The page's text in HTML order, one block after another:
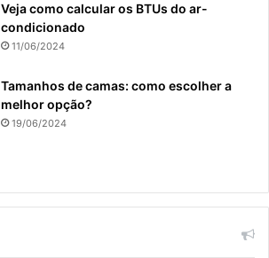
Veja como calcular os BTUs do ar-
condicionado
11/06/2024
Tamanhos de camas: como escolher a
melhor opção?
19/06/2024